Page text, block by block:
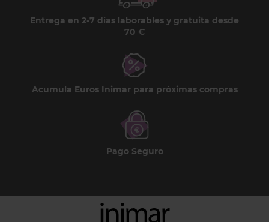
Entrega en 2-7 días laborables y gratuita desde
70 €
Acumula Euros Inimar para próximas compras
Pago Seguro